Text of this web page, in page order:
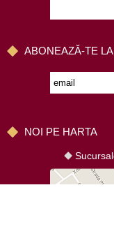
ABONEAZĂ-TE
NOI PE HARTA